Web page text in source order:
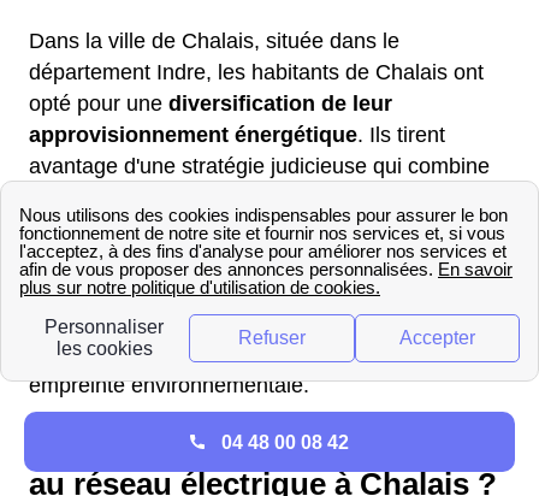
Dans la ville de Chalais, située dans le
département Indre, les habitants de Chalais ont
opté pour une diversification de leur
approvisionnement énergétique. Ils tirent
avantage d'une stratégie judicieuse qui combine
énergies renouvelables commel'éolien, le
solaire et les bioénergies, ainsi que d'autres
sources telles que lethermique et le nucléaire
Cela démontre l'engagement des habitants de
Chalais envers la durabilité et la réduction de leur
empreinte environnementale.
Comment raccorder sa maison
au réseau électrique à Chalais ?
04 48 00 08 42